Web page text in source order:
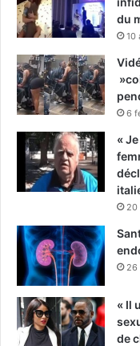
du
10
6
«
20
26
« Il
de